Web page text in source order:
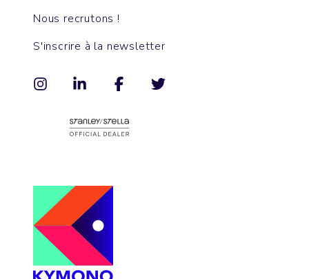
Nous recrutons !
S'inscrire à la newsletter